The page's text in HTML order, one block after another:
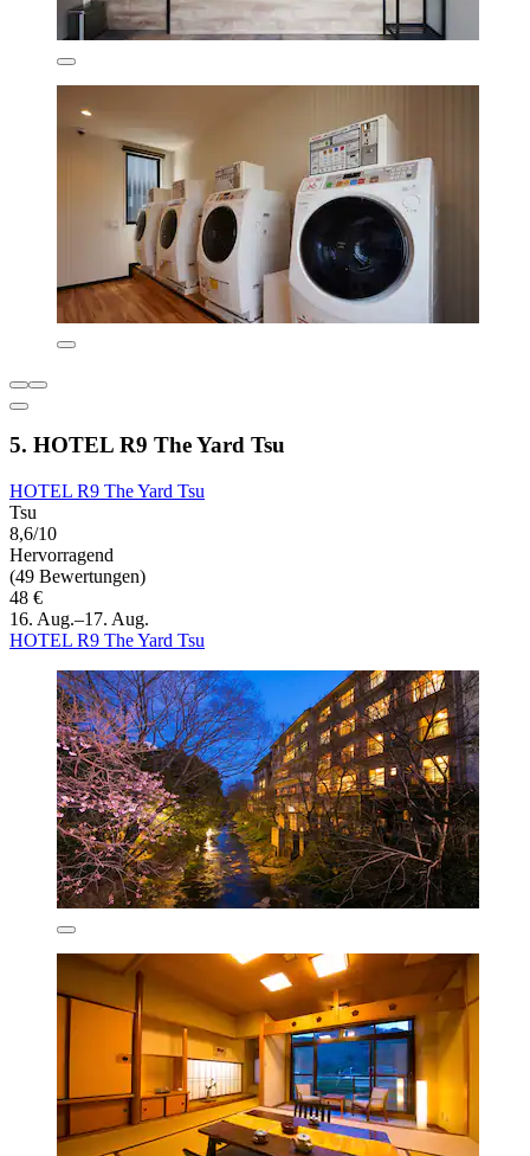
5. HOTEL R9 The Yard Tsu
HOTEL R9 The Yard Tsu
Tsu
8,6/10
Hervorragend
(49 Bewertungen)
48 €
16. Aug.–17. Aug.
HOTEL R9 The Yard Tsu